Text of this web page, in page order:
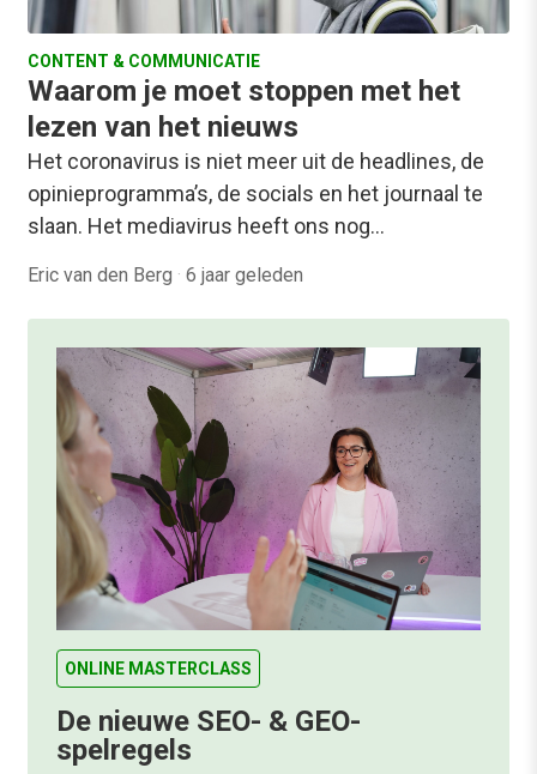
CONTENT & COMMUNICATIE
Waarom je moet stoppen met het
lezen van het nieuws
Het coronavirus is niet meer uit de headlines, de
opinieprogramma’s, de socials en het journaal te
slaan. Het mediavirus heeft ons nog…
Eric van den Berg · 6 jaar geleden
ONLINE MASTERCLASS
De nieuwe SEO- & GEO-
spelregels